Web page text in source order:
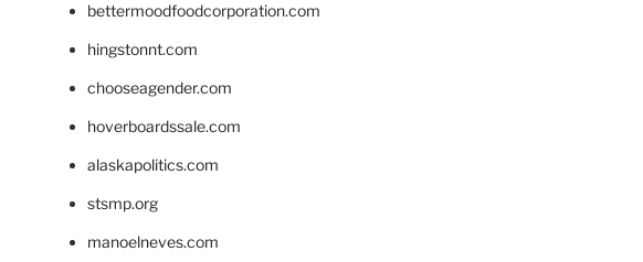
bettermoodfoodcorporation.com
hingstonnt.com
chooseagender.com
hoverboardssale.com
alaskapolitics.com
stsmp.org
manoelneves.com